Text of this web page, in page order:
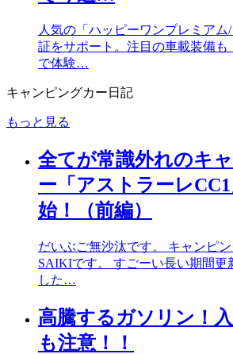
人気の「ハッピーワンプレミアム
証をサポート。注目の車載装備も
で体験…
キャンピングカー日記
もっと見る
全てが常識外れのキ
ー「アストラーレ
始！（前編）
だいぶご無沙汰です。 キャンピ
SAIKIです。 すごーい長い期間更
した…
高騰するガソリン！
も注意！！